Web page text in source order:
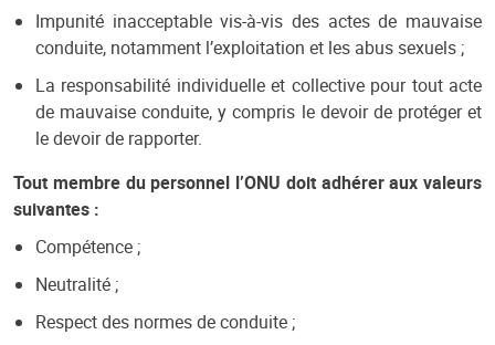
Impunité inacceptable vis-à-vis des actes de mauvaise
conduite, notamment l’exploitation et les abus sexuels ;
La responsabilité individuelle et collective pour tout acte
de mauvaise conduite, y compris le devoir de protéger et
le devoir de rapporter.
Tout membre du personnel l’ONU doit adhérer aux valeurs
suivantes :
Compétence ;
Neutralité ;
Respect des normes de conduite ;